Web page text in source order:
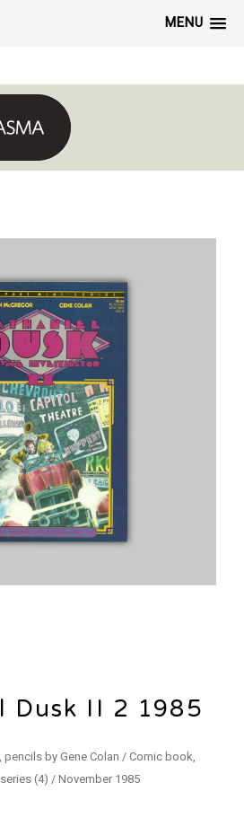
MENU
Dusk II 2 1985
by Gene Colan / Comic book,
(4) / November 1985